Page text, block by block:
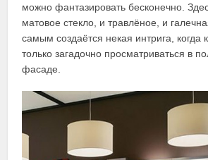
можно фантазировать бесконечно.
матовое стекло, и травлёное, и
самым создаётся некая интрига, когда
только загадочно просматриваться в
фасаде.